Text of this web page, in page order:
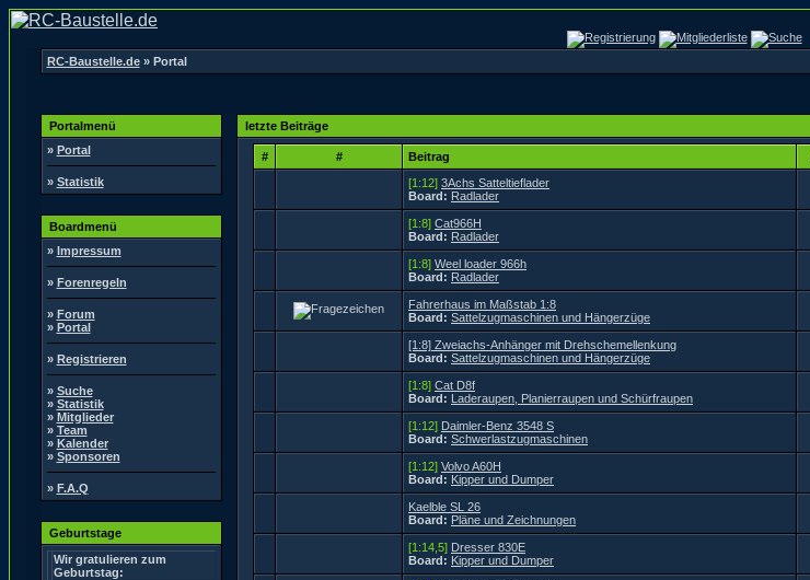
RC-Baustelle.de» Portal
Portalmenü
» Portal
» Statistik
Boardmenü
» Impressum
» Forenregeln
» Forum
» Portal
» Registrieren
» Suche
» Statistik
» Mitglieder
» Team
» Kalender
» Sponsoren
» F.A.Q
Geburtstage
Wir gratulieren zum
Geburtstag:
letzte Beiträge
# # Beitrag
[1:12] 3Achs Satteltieflader
Board: Radlader
[1:8] Cat966H
Board: Radlader
[1:8] Weel loader 966h
Board: Radlader
Fahrerhaus im Maßstab 1:8
Board: Sattelzugmaschinen und Hängerzüge
[1:8] Zweiachs-Anhänger mit Drehschemellenkung
Board: Sattelzugmaschinen und Hängerzüge
[1:8] Cat D8f
Board: Laderaupen, Planierraupen und Schürfraupen
[1:12] Daimler-Benz 3548 S
Board: Schwerlastzugmaschinen
[1:12] Volvo A60H
Board: Kipper und Dumper
Kaelble SL 26
Board: Pläne und Zeichnungen
[1:14,5] Dresser 830E
Board: Kipper und Dumper